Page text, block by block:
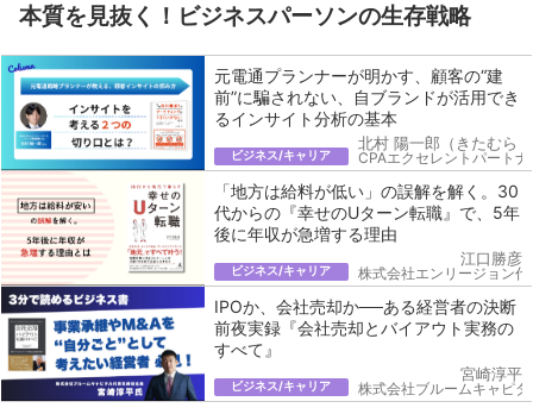
本質を見抜く！ビジネスパーソンの生存戦略
元電通プランナーが明かす、顧客の“建
前”に騙されない、自ブランドが活用でき
るインサイト分析の基本
ビジネス/キャリア
北村 陽一郎（きたむら
CPAエクセレントパート
「地方は給料が低い」の誤解を解く。30
代からの『幸せのUターン転職』で、5年
後に年収が急増する理由
ビジネス/キャリア
江口勝彦
株式会社エンリージョン代
IPOか、会社売却か──ある経営者の決断
前夜実録『会社売却とバイアウト実務の
すべて』
ビジネス/キャリア
宮崎淳平
株式会社ブルームキャピ